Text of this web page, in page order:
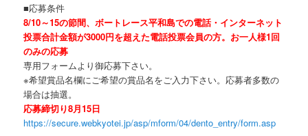
■応募条件
8/10～15の節間、ボートレース平和島での電話・インターネット
投票合計金額が3000円を超えた電話投票会員の方。お一人様1回
のみの応募
専用フォームより御応募下さい。
※希望賞品名欄にご希望の賞品名をご入力下さい。応募者多数の
場合は抽選。
応募締切り8月15日
https://secure.webkyotei.jp/asp/mform/04/dento_entry/form.asp